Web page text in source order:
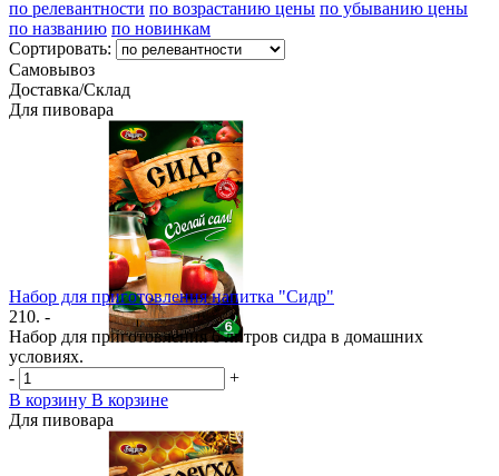
по релевантности по возрастанию цены по убыванию цены
по названию по новинкам
Сортировать:
Самовывоз
Доставка/Склад
Для пивовара
Набор для приготовления напитка "Сидр"
210. -
Набор для приготовления 6 литров сидра в домашних
условиях.
-
+
В корзину В корзине
Для пивовара